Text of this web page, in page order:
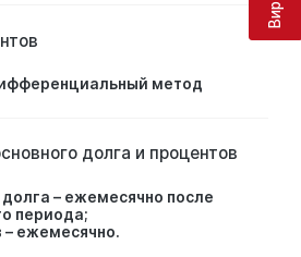
метод
долга и процентов
– ежемесячно после
периода;
– ежемесячно.